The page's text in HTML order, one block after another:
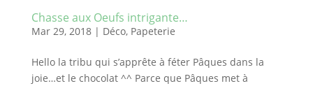
Chasse aux Oeufs intrigante…
Mar 29, 2018| Déco, Papeterie
Hello la tribu qui s’apprête à féter Pâques dans la
joie…et le chocolat ^^ Parce que Pâques met à